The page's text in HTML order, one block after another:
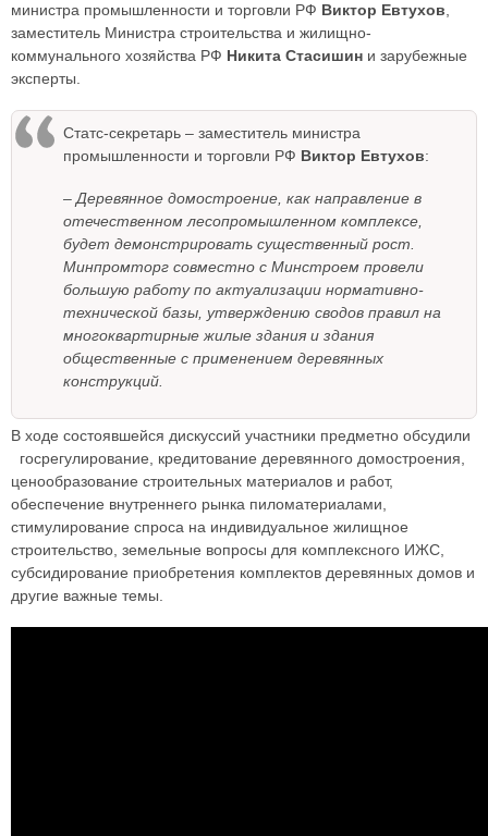
министра промышленности и торговли РФ Виктор Евтухов,
заместитель Министра строительства и жилищно-
коммунального хозяйства РФ Никита Стасишин и зарубежные
эксперты.
Статс-секретарь – заместитель министра
промышленности и торговли РФ Виктор Евтухов:
– Деревянное домостроение, как направление в
отечественном лесопромышленном комплексе,
будет демонстрировать существенный рост.
Минпромторг совместно с Минстроем провели
большую работу по актуализации нормативно-
технической базы, утверждению сводов правил на
многоквартирные жилые здания и здания
общественные с применением деревянных
конструкций.
В ходе состоявшейся дискуссий участники предметно обсудили
госрегулирование, кредитование деревянного домостроения,
ценообразование строительных материалов и работ,
обеспечение внутреннего рынка пиломатериалами,
стимулирование спроса на индивидуальное жилищное
строительство, земельные вопросы для комплексного ИЖС,
субсидирование приобретения комплектов деревянных домов и
другие важные темы.